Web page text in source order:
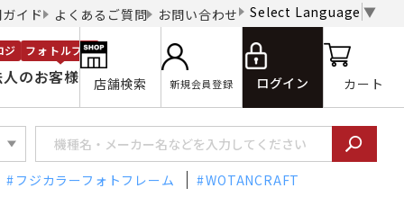
イド よくあるご質問 お問い合わせ Select Language ▼
のお客様
ジ フォトルプロ
店舗検索 新規会員登録 ログイン カート
フジカラーフォトフレーム WOTANCRAFT